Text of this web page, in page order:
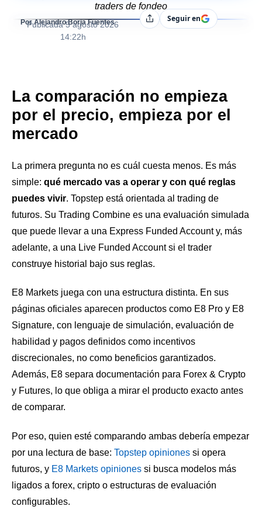
traders de fondeo
Por Alejandro Borja Fuentes
Publicada 5 agosto 2026
14:22h
CompartirSeguir en
La comparación no empieza
por el precio, empieza por el
mercado
La primera pregunta no es cuál cuesta menos. Es más
simple: qué mercado vas a operar y con qué reglas
puedes vivir. Topstep está orientada al trading de
futuros. Su Trading Combine es una evaluación simulada
que puede llevar a una Express Funded Account y, más
adelante, a una Live Funded Account si el trader
construye historial bajo sus reglas.
E8 Markets juega con una estructura distinta. En sus
páginas oficiales aparecen productos como E8 Pro y E8
Signature, con lenguaje de simulación, evaluación de
habilidad y pagos definidos como incentivos
discrecionales, no como beneficios garantizados.
Además, E8 separa documentación para Forex & Crypto
y Futures, lo que obliga a mirar el producto exacto antes
de comparar.
Por eso, quien esté comparando ambas debería empezar
por una lectura de base: Topstep opiniones si opera
futuros, y E8 Markets opiniones si busca modelos más
ligados a forex, cripto o estructuras de evaluación
configurables.